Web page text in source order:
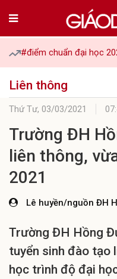
#điểm chuẩn đại học
Liên thông
Thứ Tư, 03/03/2021
Trường ĐH
liên thông,
2021
Lê huyền/nguồn ĐH
Trường ĐH Hồng
tuyển sinh đào tạo
học trình độ đại